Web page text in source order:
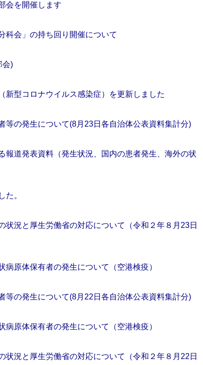
会を開催します
科会」の持ち回り開催について
会)
新型コロナウイルス感染症）を更新しました
等の発生について(8月23日各自治体公表資料集計分)
報道発表資料（発生状況、国内の患者発生、海外の状
た。
状況と厚生労働省の対応について（令和２年８月23日
原体保有者の発生について（空港検疫）
等の発生について(8月22日各自治体公表資料集計分)
原体保有者の発生について（空港検疫）
状況と厚生労働省の対応について（令和２年８月22日